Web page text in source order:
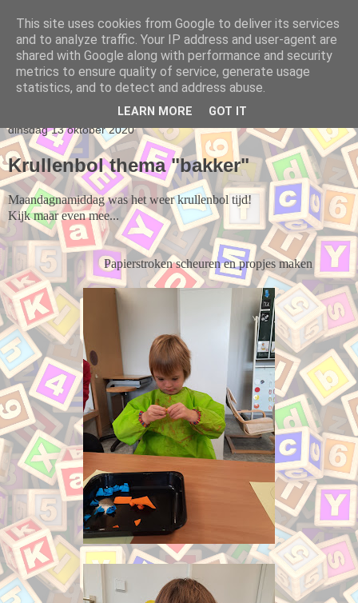
Klasblog van juf Romy
dinsdag 13 oktober 2020
Krullenbol thema "bakker"
Maandagnamiddag was het weer krullenbol tijd!
Kijk maar even mee...
Papierstroken scheuren en propjes maken
This site uses cookies from Google to deliver its services
and to analyze traffic. Your IP address and user-agent are
shared with Google along with performance and security
metrics to ensure quality of service, generate usage
statistics, and to detect and address abuse.
LEARN MORE GOT IT